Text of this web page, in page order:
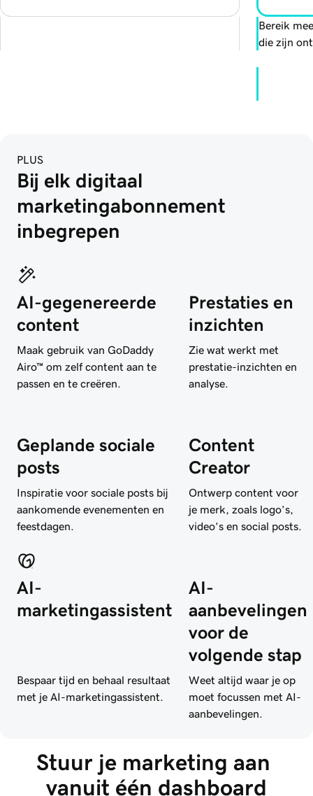
Bereik
die zijn
PLUS
Bij elk digitaal
marketingabonnement
inbegrepen
AI-gegenereerde
content
Maak gebruik van GoDaddy
Airo™ om zelf content aan te
passen en te creëren.
Prestaties en
inzichten
Zie wat werkt met
prestatie-inzichten en
analyse.
Geplande sociale
posts
Inspiratie voor sociale posts bij
aankomende evenementen en
feestdagen.
Content
Creator
Ontwerp content voor
je merk, zoals logo’s,
video’s en social posts.
AI-
marketingassistent
Bespaar tijd en behaal resultaat
met je AI-marketingassistent.
AI-
aanbevelingen
voor de
volgende stap
Weet altijd waar je op
moet focussen met AI-
aanbevelingen.
Stuur je marketing aan
vanuit één dashboard